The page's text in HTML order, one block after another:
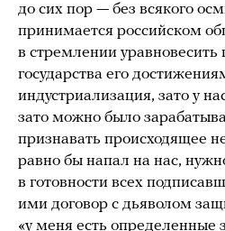
до сих пор — без всякого
принимается российском
в стремлении уравновесить
государства его
индустриализация, зато у
зато можно было
признавать происходящее
равно бы напал на нас,
в готовности всех
ими договор с дьяволом
«у меня есть определенные